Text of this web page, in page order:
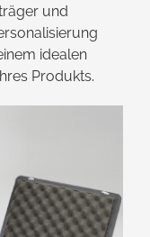
und
idealen
Produkts.